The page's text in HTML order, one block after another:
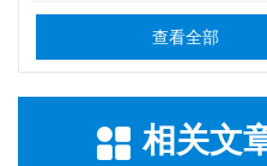
查看全部
相关文